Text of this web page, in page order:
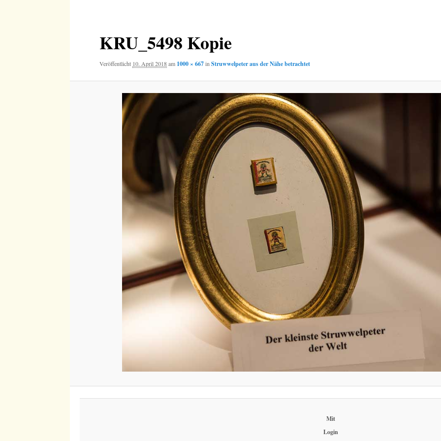
KRU_5498 Kopie
Veröffentlicht 10. April 2018am 1000 × 667inStruwwelpeter aus der Nähe betrachtet
Mit
Login